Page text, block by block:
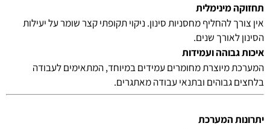
תחזוקה מינימלית
אין צורך להחליף מחסניות סינון. ניקוי תקופתי קצר שומר על יעילות
הסינון לאורך שנים.
איכות גבוהה ועמידות
המערכת מיוצרת מחומרים עמידים במיוחד, המתאימים לעבודה
בלחצים גבוהים ובתנאי עבודה מאתגרים.
יתרונות המערכת